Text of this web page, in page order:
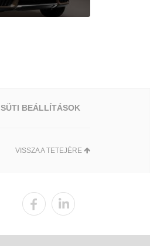
SÜTI BEÁLLÍTÁSOK
VISSZA A TETEJÉRE